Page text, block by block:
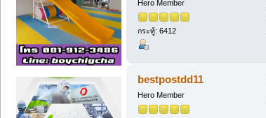
Hero Member
กระทู้: 6412
bestpostdd11
Hero Member